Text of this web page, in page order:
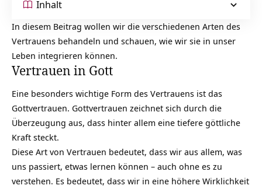
Inhalt
In diesem Beitrag wollen wir die verschiedenen Arten des
Vertrauens behandeln und schauen, wie wir sie in unser
Leben integrieren können.
Vertrauen in Gott
Eine besonders wichtige Form des Vertrauens ist das
Gottvertrauen. Gottvertrauen zeichnet sich durch die
Überzeugung aus, dass hinter allem eine tiefere göttliche
Kraft steckt.
Diese Art von Vertrauen bedeutet, dass wir aus allem, was
uns passiert, etwas lernen können – auch ohne es zu
verstehen. Es bedeutet, dass wir in eine höhere Wirklichkeit